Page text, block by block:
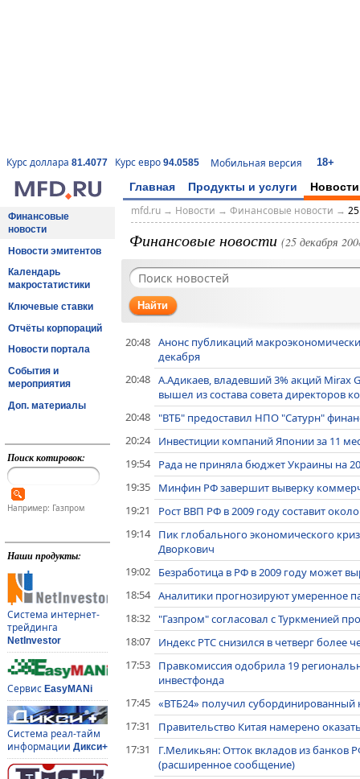
Курс доллара 81.4077 Курс евро 94.0585 Мобильная версия 18+
Главная Продукты и услуги Новости
Финансовые
новости
Новости эмитентов
Календарь
макростатистики
Ключевые ставки
Отчёты корпораций
Новости портала
События и
мероприятия
Доп. материалы
Поиск котировок:
Например: Газпром
Наши продукты:
Система интернет-
трейдинга
NetInvestor
Сервис EasyMANi
Система реал-тайм
информации Дикси+
mfd.ru→ Новости → Финансовые новости →
Финансовые новости (25 декабря
Найти
20:48 Анонс публикаций
декабря
20:48 А.Адикаев, владевший 3% акций Mirax
вышел из состава совета директоров
20:48 "ВТБ" предоставил НПО "Сатурн"
20:24
Инвестиции компаний Японии за 11
19:54
Рада не приняла бюджет Украины на
19:35
Минфин РФ завершит выверку
19:21
Рост ВВП РФ в 2009 году составит
19:14
Пик глобального экономического
Дворкович
19:02
Безработица в РФ в 2009 году может
18:54 Аналитики прогнозируют умеренное
18:32 "Газпром" согласовал с Туркменией
18:07
Индекс РТС снизился в четверг более
17:53
Правкомиссия одобрила 19
инвестфонда
17:45 «ВТБ24» получил субординированный
17:31
Правительство Китая намерено
17:31
Г.Меликьян: Отток вкладов из банков
(расширенное сообщение)